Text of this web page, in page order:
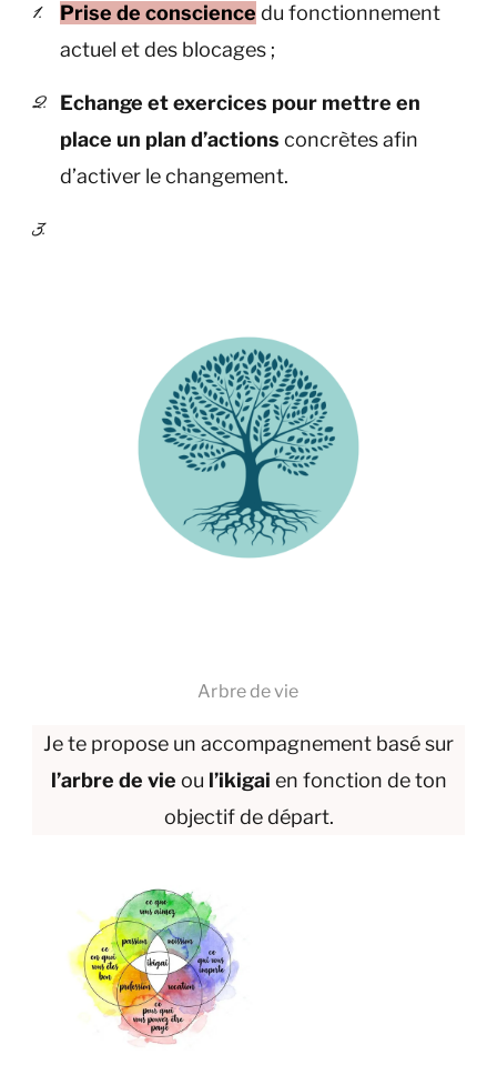
Prise de conscience du fonctionnement
actuel et des blocages ;
Echange et exercices pour mettre en
place un plan d’actions concrètes afin
d’activer le changement.
Arbre de vie
Je te propose un accompagnement basé sur
l’arbre de vie ou l’ikigai en fonction de ton
objectif de départ.